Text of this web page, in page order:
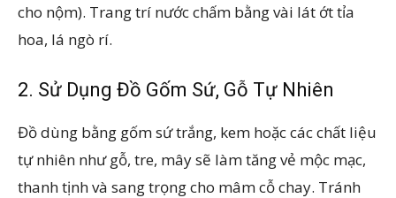
cho nộm). Trang trí nước chấm bằng vài lát ớt tỉa
hoa, lá ngò rí.
2. Sử Dụng Đồ Gốm Sứ, Gỗ Tự Nhiên
Đồ dùng bằng gốm sứ trắng, kem hoặc các chất liệu
tự nhiên như gỗ, tre, mây sẽ làm tăng vẻ mộc mạc,
thanh tịnh và sang trọng cho mâm cỗ chay. Tránh